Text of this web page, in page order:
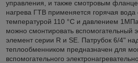
управления, и также смотровым
нагрева ГТВ применяется горячая
температурой 110 °C и давлением
можно смонтировать вспомогательный
элемент серии R и SE. Патрубок 6/4"
теплообменником предназначен для
вспомогательного